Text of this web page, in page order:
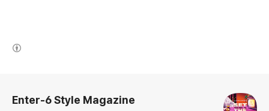
Enter-6 Style Magazine